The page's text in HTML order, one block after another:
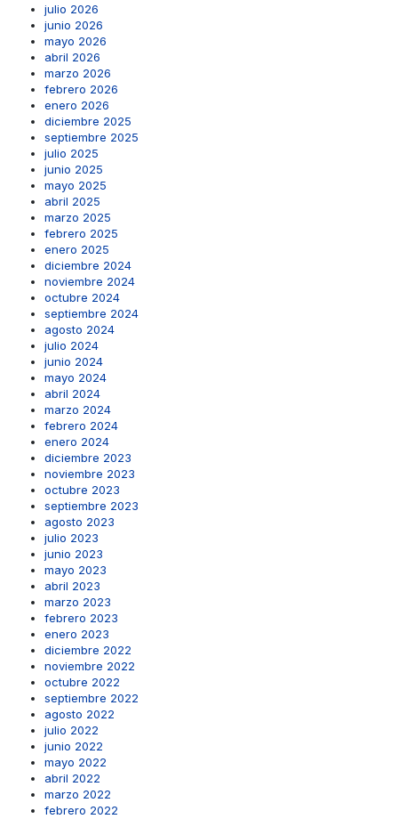
julio 2026
junio 2026
mayo 2026
abril 2026
marzo 2026
febrero 2026
enero 2026
diciembre 2025
septiembre 2025
julio 2025
junio 2025
mayo 2025
abril 2025
marzo 2025
febrero 2025
enero 2025
diciembre 2024
noviembre 2024
octubre 2024
septiembre 2024
agosto 2024
julio 2024
junio 2024
mayo 2024
abril 2024
marzo 2024
febrero 2024
enero 2024
diciembre 2023
noviembre 2023
octubre 2023
septiembre 2023
agosto 2023
julio 2023
junio 2023
mayo 2023
abril 2023
marzo 2023
febrero 2023
enero 2023
diciembre 2022
noviembre 2022
octubre 2022
septiembre 2022
agosto 2022
julio 2022
junio 2022
mayo 2022
abril 2022
marzo 2022
febrero 2022